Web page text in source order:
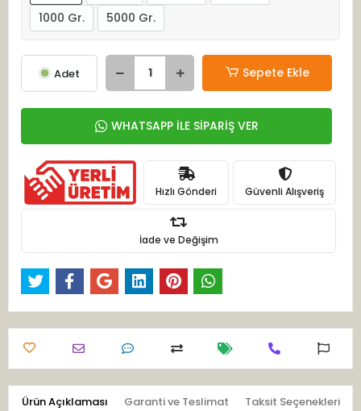
1000 Gr.
5000 Gr.
Adet Sepete Ekle
WHATSAPP İLE SİPARİŞ VER
Hızlı Gönderi Güvenli Alışveriş
İade ve Değişim
Ürün Açıklaması Garanti ve Teslimat Taksit Seçenekleri